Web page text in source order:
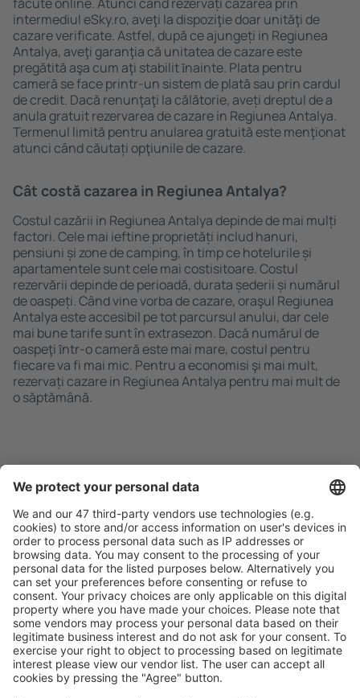
intermediul eSky.ro, aveţi la dispoziţie doar unităţi de
cazare verificate. Astfel, după ce ajungeți in Regiunea
Antalya, aveţi garanţia că unitatea de cazare este
pregătită aşa cum aţi stabilit ȋnainte. Plata pentru
cameră se face printr-un sistem de plată sau prin cardul
de credit. Dacă renunţaţi la călătorie, aveți dreptul de a
anula gratuit rezervarea de cazare in Regiunea Antalya.
Termenul limită pentru anularea gratuită este menţionat
atunci când căutați opţiunile de cazare.
Cât costă cazarea in Regiunea Antalya?
Costul cazării in Regiunea Antalya depinde de mai mulți
factori. Cele mai ieftine proprietăți includ hanuri,
pensiuni și zone de camping, în timp ce hotelurile și
apartamentele sunt cele mai costisitoare. Costul
rezervării depinde de perioadă, durata șederii și numărul
de oaspeți. Când vine vorba de cazare, oraşul Regiunea
Antalya este accesibil pe tot parcursul anului, dar cele
mai bune tarife sunt în extrasezon. Dacă numărul de
oaspeţi ȋntr-o cameră este mai mare, costul pentru
fiecare va fi mai mic. Pentru a economisi şi mai mult,
rezervați cazare in Regiunea Antalya pentru mai mult de
o săptămână.
Caută rapid şi uşor
Ofertă adaptată aşteptărilor tale.
Planifică ȋn siguranţă
Rezervare fără griji cu opțiune gratuită de anulare.
Economiseşte mai mult
Prețuri atractive și oferte speciale pentru utilizatorii
conectați.